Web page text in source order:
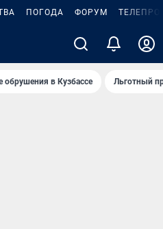
ПОГОДА ФОРУМ
обрушения в Кузбассе Льготный